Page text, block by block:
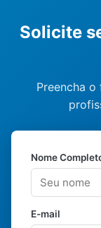
Solicite
Preencha
Nome
E-mail